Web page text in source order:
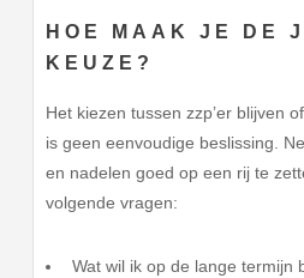
HOE MAAK JE DE
KEUZE?
Het kiezen tussen zzp’er blijven
is geen eenvoudige beslissing.
en nadelen goed op een rij te
volgende vragen:
Wat wil ik op de lange termijn